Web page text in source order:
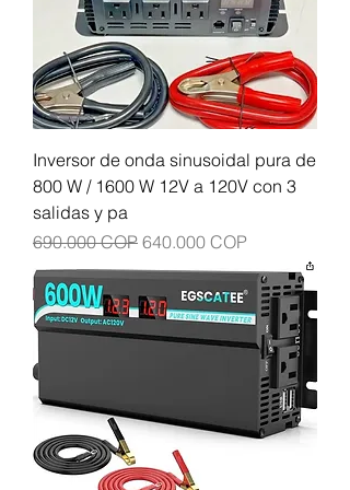
Inversor de onda sinusoidal pura de
800 W / 1600 W 12V a 120V con 3
salidas y pa
Precio
690.000 COP Precio de oferta
640.000 COP